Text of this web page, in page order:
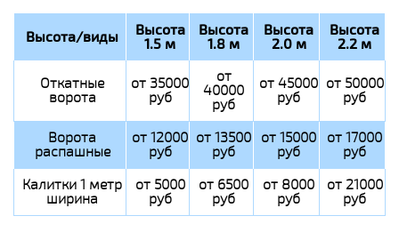
Высота/виды Высота
1.5 м
Высота
1.8 м
Высота
2.0 м
Высота
2.2 м
Откатные
ворота
от 35000
руб
от
40000
руб
от 45000
руб
от 50000
руб
Ворота
распашные
от 12000
руб
от 13500
руб
от 15000
руб
от 17000
руб
Калитки 1 метр
ширина
от 5000
руб
от 6500
руб
от 8000
руб
от 21000
руб